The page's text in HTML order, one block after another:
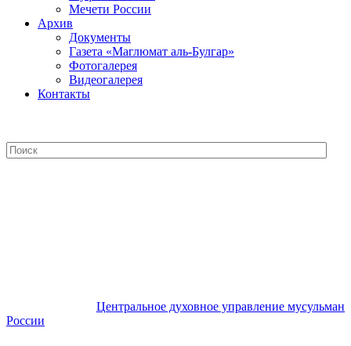
Мечети России
Архив
Документы
Газета «Маглюмат аль-Булгар»
Фотогалерея
Видеогалерея
Контакты
Центральное духовное управление мусульман
России